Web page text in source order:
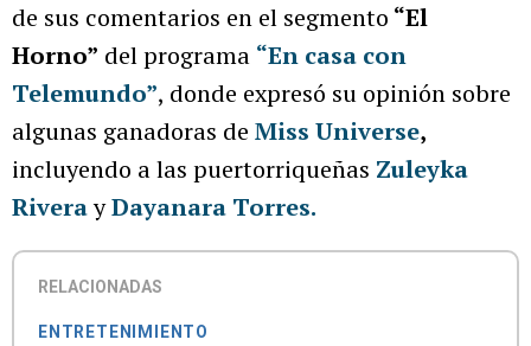
de sus comentarios en el segmento “El
Horno” del programa “En casa con
Telemundo”, donde expresó su opinión sobre
algunas ganadoras de Miss Universe,
incluyendo a las puertorriqueñas Zuleyka
RiverayDayanara Torres.
RELACIONADAS
ENTRETENIMIENTO